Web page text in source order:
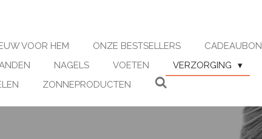
VOOR HEM ONZE BESTSELLERS CADEAUBON
NAGELS VOETEN VERZORGING
ZONNEPRODUCTEN